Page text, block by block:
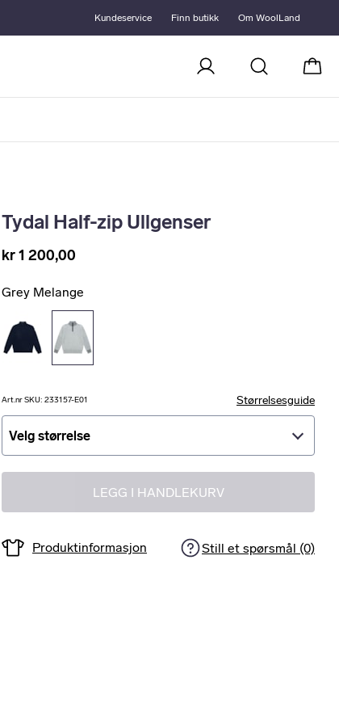
Kundeservice Finn butikk Om WoolLand
Tydal Half-zip Ullgenser
kr 1 200,00
Grey Melange
Art.nr SKU: 233157-E01 Størrelsesguide
Velg størrelse
LEGG I HANDLEKURV
Produktinformasjon Still et spørsmål (0)